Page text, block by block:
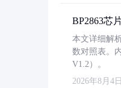
BP2863芯
本文详细解
数对照表。
V1.2）。
2026年8月4日